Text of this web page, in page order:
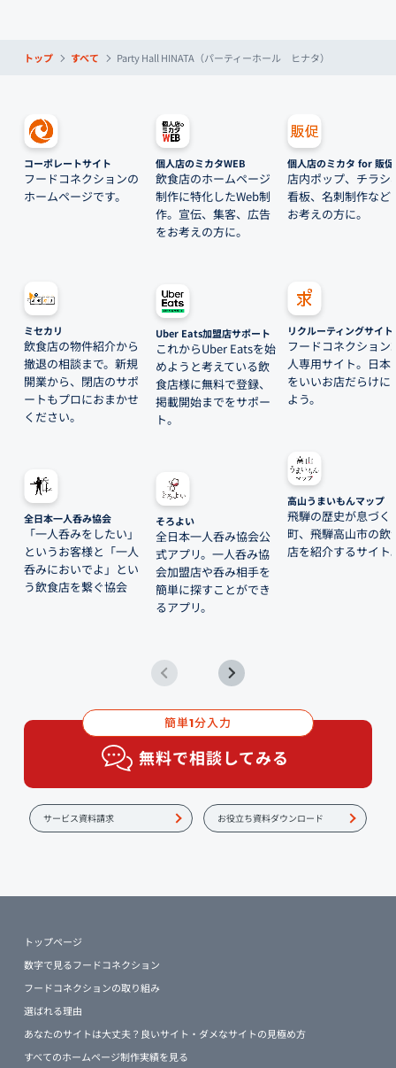
トップ すべて Party Hall HINATA（パーティーホール ヒナタ）
コーポレートサイト
フードコネクションの
ホームページです。
ミセカリ
飲食店の物件紹介から
撤退の相談まで。新規
開業から、閉店のサポ
ートもプロにおまかせ
ください。
全日本一人呑み協会
「一人呑みをしたい」
というお客様と「一人
呑みにおいでよ」とい
う飲食店を繋ぐ協会
個人店のミカタWEB
飲食店のホームページ
制作に特化したWeb制
作。宣伝、集客、広告
をお考えの方に。
Uber Eats加盟店サポート
これからUber Eatsを始
めようと考えている飲
食店様に無料で登録、
掲載開始までをサポー
ト。
そろよい
全日本一人呑み協会公
式アプリ。一人呑み協
会加盟店や呑み相手を
簡単に探すことができ
るアプリ。
個人店のミカタ for 販促
店内ポップ、チラシ
看板、名刺制作など
お考えの方に。
リクルーティングサイト
フードコネクション
人専用サイト。日本
をいいお店だらけに
よう。
高山うまいもんマップ
飛騨の歴史が息づく
町、飛騨高山市の飲
店を紹介するサイト
簡単1分入力
無料で相談してみる
サービス資料請求 お役立ち資料ダウンロード
トップページ
数字で見るフードコネクション
フードコネクションの取り組み
選ばれる理由
あなたのサイトは大丈夫？良いサイト・ダメなサイトの見極め方
すべてのホームページ制作実績を見る